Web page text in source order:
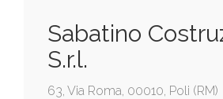
Sabatino
S.r.l.
63, Via Roma, 00010, Poli (RM)